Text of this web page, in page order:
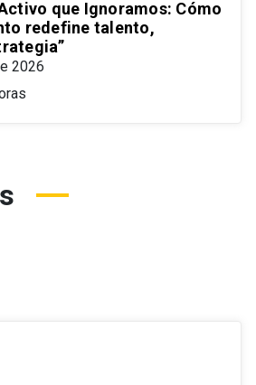
que Ignoramos: Cómo
redefine talento,
2026